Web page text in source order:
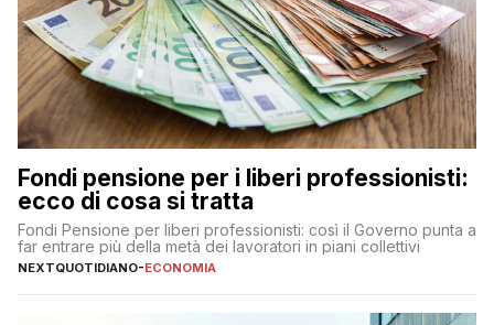
Fondi pensione per i liberi professionisti:
ecco di cosa si tratta
Fondi Pensione per liberi professionisti: così il Governo punta a
far entrare più della metà dei lavoratori in piani collettivi
NEXTQUOTIDIANO-ECONOMIA